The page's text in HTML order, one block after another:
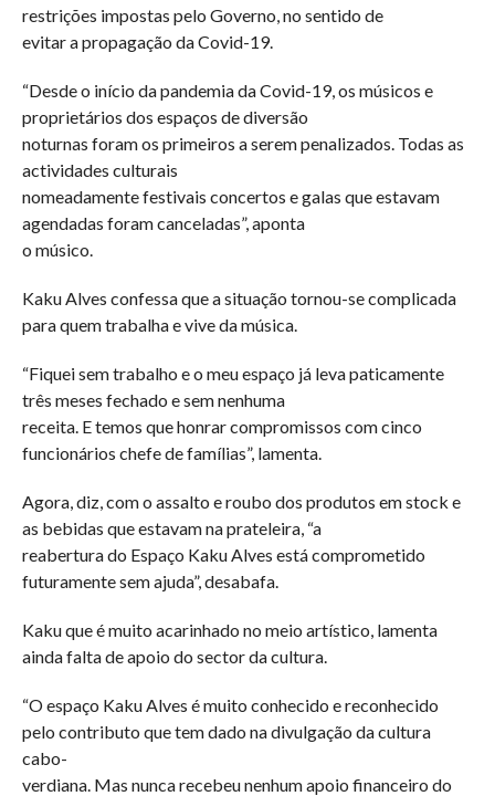
restrições impostas pelo Governo, no sentido de
evitar a propagação da Covid-19.
“Desde o início da pandemia da Covid-19, os músicos e
proprietários dos espaços de diversão
noturnas foram os primeiros a serem penalizados. Todas as
actividades culturais
nomeadamente festivais concertos e galas que estavam
agendadas foram canceladas”, aponta
o músico.
Kaku Alves confessa que a situação tornou-se complicada
para quem trabalha e vive da música.
“Fiquei sem trabalho e o meu espaço já leva paticamente
três meses fechado e sem nenhuma
receita. E temos que honrar compromissos com cinco
funcionários chefe de famílias”, lamenta.
Agora, diz, com o assalto e roubo dos produtos em stock e
as bebidas que estavam na prateleira, “a
reabertura do Espaço Kaku Alves está comprometido
futuramente sem ajuda”, desabafa.
Kaku que é muito acarinhado no meio artístico, lamenta
ainda falta de apoio do sector da cultura.
“O espaço Kaku Alves é muito conhecido e reconhecido
pelo contributo que tem dado na divulgação da cultura
cabo-
verdiana. Mas nunca recebeu nenhum apoio financeiro do